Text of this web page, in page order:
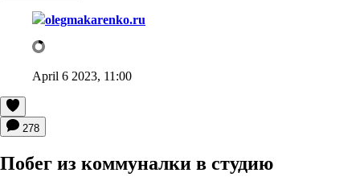
olegmakarenko.ru
April 6 2023, 11:00
278
Побег из коммуналки в студию